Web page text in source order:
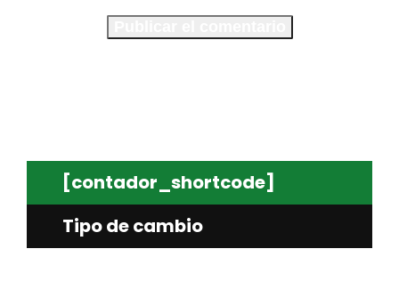
[contador_shortcode]
Tipo de cambio